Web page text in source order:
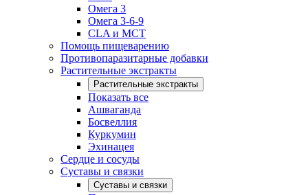
Омега 3
Омега 3-6-9
CLA и MCT
Помощь пищеварению
Противопаразитарные добавки
Растительные экстракты
Растительные экстракты
Показать все
Ашваганда
Босвеллия
Куркумин
Эхинацея
Сердце и сосуды
Суставы и связки
Суставы и связки